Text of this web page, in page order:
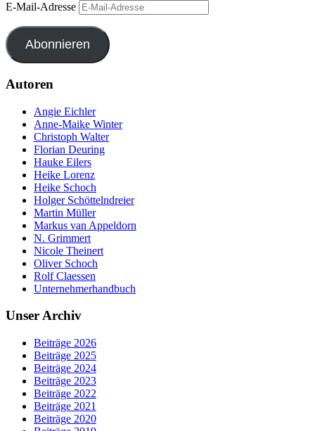
E-Mail-Adresse
Abonnieren
Autoren
Angie Eichler
Anne-Maike Winter
Christoph Walter
Florian Deuring
Hauke Eilers
Heike Lorenz
Heike Schoch
Holger Schöttelndreier
Martin Müller
Markus van Appeldorn
N. Grimmert
Nicole Theinert
Oliver Schoch
Rolf Claessen
Unternehmerhandbuch
Unser Archiv
Beiträge 2026
Beiträge 2025
Beiträge 2024
Beiträge 2023
Beiträge 2022
Beiträge 2021
Beiträge 2020